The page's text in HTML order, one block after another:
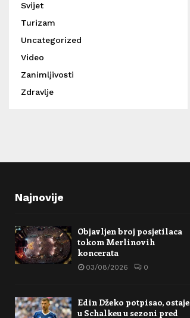
Svijet
Turizam
Uncategorized
Video
Zanimljivosti
Zdravlje
Najnovije
Objavljen broj posjetilaca
tokom Merlinovih
koncerata
03/08/2026 0
Edin Džeko potpisao, ostaje
u Schalkeu u sezoni pred